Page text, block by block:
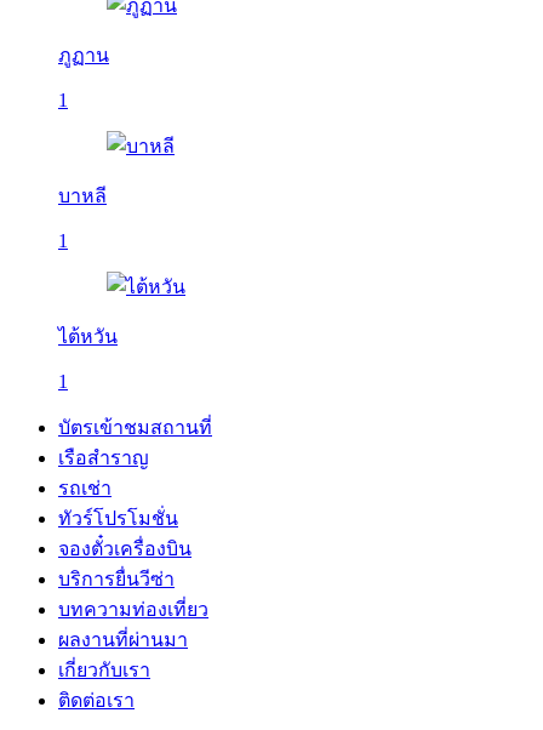
ภูฏาน
1
บาหลี
1
ไต้หวัน
1
บัตรเข้าชมสถานที่
เรือสำราญ
รถเช่า
ทัวร์โปรโมชั่น
จองตั๋วเครื่องบิน
บริการยื่นวีซ่า
บทความท่องเที่ยว
ผลงานที่ผ่านมา
เกี่ยวกับเรา
ติดต่อเรา